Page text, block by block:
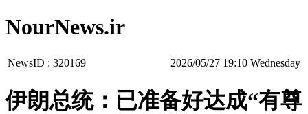
NourNews.ir
NewsID : 320169 ‫‫Wednesday‬‬ 19:10 2026/05/27
伊朗总统：已准备好达成“有尊